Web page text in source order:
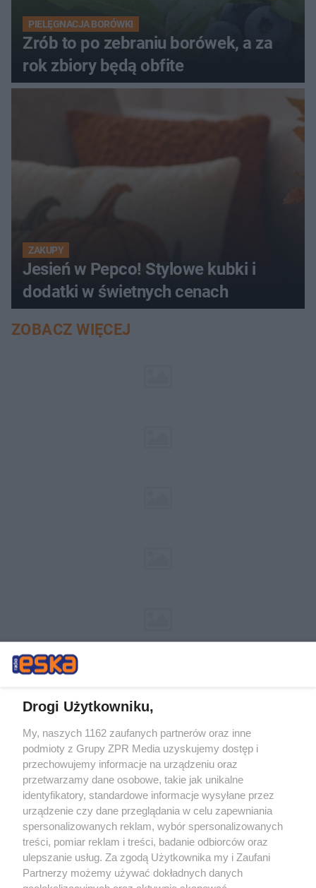
PIELĘGNACJA BORÓWKI
Zrób to po zebraniu borówek, a za
rok zbiory będą obfite
ZAKUPY
Jesień w Pepco! Stylowe kubki i
dodatki w świetnych cenach
ZOBACZ WIĘCEJ
Żaden utwór zamieszczony w serwisie nie może być powielany i
rozpowszechniany lub dalej rozpowszechniany w jakikolwiek sposób (w
tym także elektroniczny lub mechaniczny) na jakimkolwiek polu
eksploatacji w jakiejkolwiek formie, włącznie z umieszczaniem w
Internecie bez pisemnej zgody właściciela praw. Jakiekolwiek użycie lub
wykorzystanie utworów w całości lub w części z naruszeniem prawa,
tzn. bez właściwej zgody, jest zabronione pod groźbą kary i może być
ścigane prawnie.
Drogi Użytkowniku,
My, naszych 1162 zaufanych partnerów oraz inne
podmioty z Grupy ZPR Media uzyskujemy dostęp i
przechowujemy informacje na urządzeniu oraz
przetwarzamy dane osobowe, takie jak unikalne
identyfikatory, standardowe informacje wysyłane przez
urządzenie czy dane przeglądania w celu zapewniania
spersonalizowanych reklam, wybór spersonalizowanych
treści, pomiar reklam i treści, badanie odbiorców oraz
ulepszanie usług. Za zgodą Użytkownika my i Zaufani
Partnerzy możemy używać dokładnych danych